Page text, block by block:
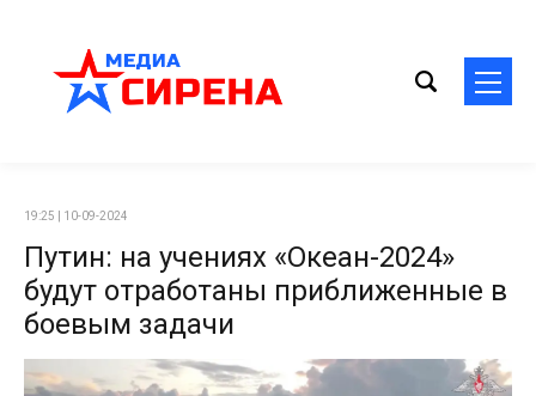
19:25 | 10-09-2024
Путин: на учениях «Океан-2024»
будут отработаны приближенные в
боевым задачи